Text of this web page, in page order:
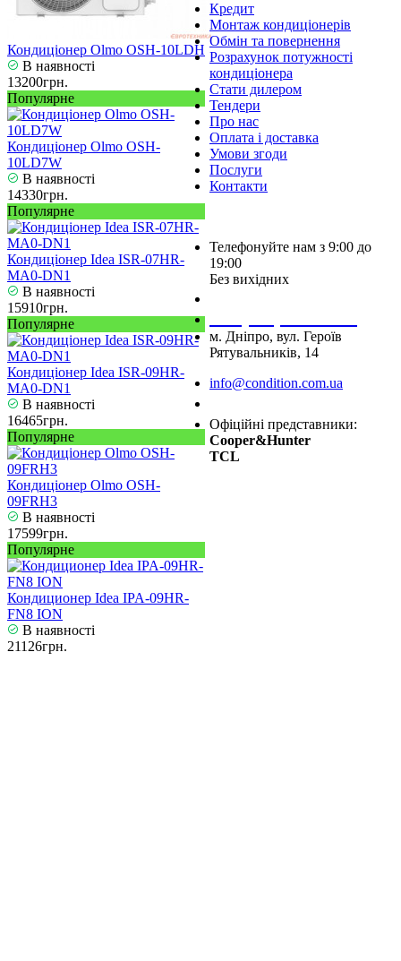
Кондиціонер Olmo OSH-10LDH
В наявності
13200грн.
Популярне
Кондиціонер Olmo OSH-
10LD7W
В наявності
14330грн.
Популярне
Кондиціонер Idea ISR-07HR-
MA0-DN1
В наявності
15910грн.
Популярне
Кондиціонер Idea ISR-09HR-
MA0-DN1
В наявності
16465грн.
Популярне
Кондиціонер Olmo OSH-
09FRH3
В наявності
17599грн.
Популярне
Кондиционер Idea IPA-09HR-
FN8 ION
В наявності
21126грн.
Кредит
Монтаж кондиціонерів
Обмін та повернення
Розрахунок потужності
кондиціонера
Стати дилером
Тендери
Про нас
Оплата і доставка
Умови згоди
Послуги
Контакти
Телефонуйте нам з 9:00 до
19:00
Без вихідних
м. Дніпро, вул. Героїв
Рятувальників, 14
info@condition.com.ua
Офіційні представники:
Cooper&Hunter
TCL